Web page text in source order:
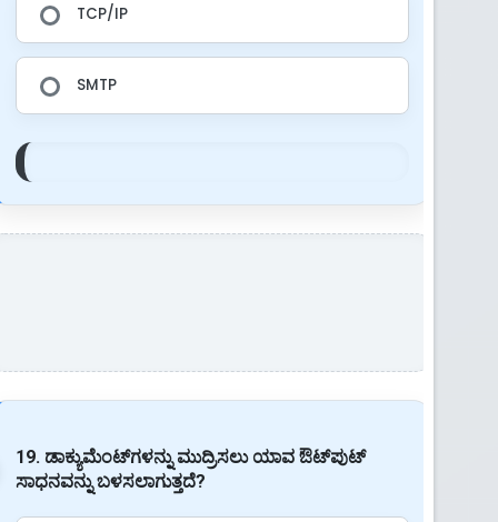
TCP/IP
SMTP
19. ಡಾಕ್ಯುಮೆಂಟ್‌ಗಳನ್ನು ಮುದ್ರಿಸಲು ಯಾವ ಔಟ್‌ಪುಟ್
ಸಾಧನವನ್ನು ಬಳಸಲಾಗುತ್ತದೆ?